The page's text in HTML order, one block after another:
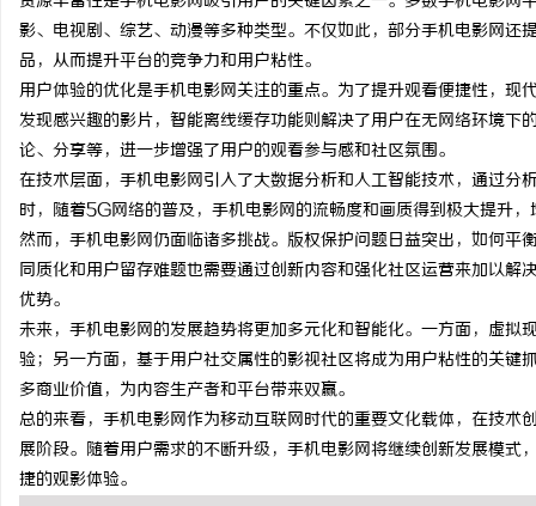
影、电视剧、综艺、动漫等多种类型。不仅如此，部分手机电影网
品，从而提升平台的竞争力和用户粘性。
用户体验的优化是手机电影网关注的重点。为了提升观看便捷性，
发现感兴趣的影片，智能离线缓存功能则解决了用户在无网络环境
论、分享等，进一步增强了用户的观看参与感和社区氛围。
在技术层面，手机电影网引入了大数据分析和人工智能技术，通过
时，随着5G网络的普及，手机电影网的流畅度和画质得到极大提升
然而，手机电影网仍面临诸多挑战。版权保护问题日益突出，如何
同质化和用户留存难题也需要通过创新内容和强化社区运营来加以
优势。
未来，手机电影网的发展趋势将更加多元化和智能化。一方面，虚
验；另一方面，基于用户社交属性的影视社区将成为用户粘性的关
多商业价值，为内容生产者和平台带来双赢。
总的来看，手机电影网作为移动互联网时代的重要文化载体，在技
展阶段。随着用户需求的不断升级，手机电影网将继续创新发展模
捷的观影体验。
动轮椅如何改变生活